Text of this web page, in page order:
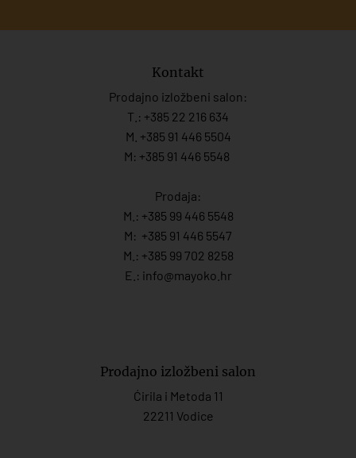
Kontakt
Prodajno izložbeni salon:
T.: +385 22 216 634
M. +385 91 446 5504
M: +385 91 446 5548
Prodaja:
M.: +385 99 446 5548
M: +385 91 446 5547
M.: +385 99 702 8258
E.: info@mayoko. hr
Prodajno izložbeni salon
Ćirila i Metoda 11
22211 Vodice